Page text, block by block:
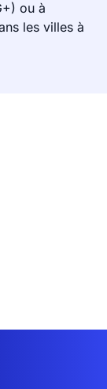
ou à
les villes à